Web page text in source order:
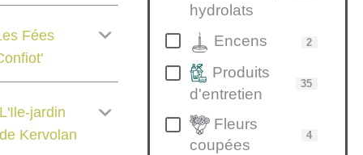
hydrolats
Encens 2
Produits
d'entretien
35
Fleurs
coupées
4
Fées
L'Ile-jardin
de Kervolan